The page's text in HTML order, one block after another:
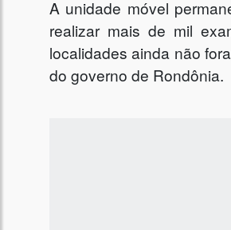
A unidade móvel
realizar mais de mil
localidades ainda não
do governo de Rondônia.